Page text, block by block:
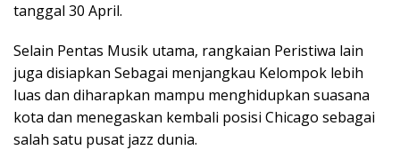
tanggal 30 April.
Selain Pentas Musik utama, rangkaian Peristiwa lain
juga disiapkan Sebagai menjangkau Kelompok lebih
luas dan diharapkan mampu menghidupkan suasana
kota dan menegaskan kembali posisi Chicago sebagai
salah satu pusat jazz dunia.